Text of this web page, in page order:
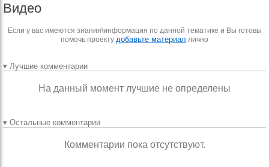
Видео
Если у вас имеются знания\информация по данной тематике и Вы готовы
помочь проекту добавьте материал лично
▾ Лучшие комментарии
На данный момент лучшие не определены
▾ Остальные комментарии
Комментарии пока отсутствуют.